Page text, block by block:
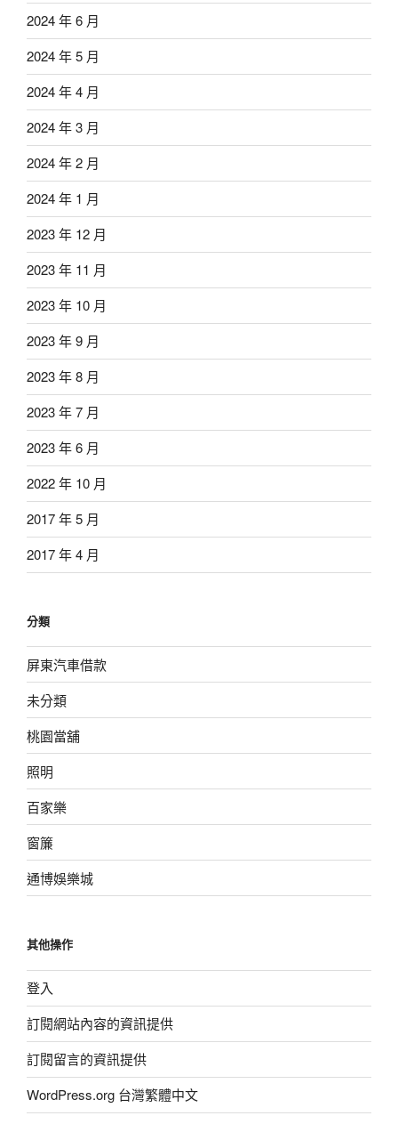
2024 年 6 月
2024 年 5 月
2024 年 4 月
2024 年 3 月
2024 年 2 月
2024 年 1 月
2023 年 12 月
2023 年 11 月
2023 年 10 月
2023 年 9 月
2023 年 8 月
2023 年 7 月
2023 年 6 月
2022 年 10 月
2017 年 5 月
2017 年 4 月
分類
屏東汽車借款
未分類
桃園當舖
照明
百家樂
窗簾
通博娛樂城
其他操作
登入
訂閱網站內容的資訊提供
訂閱留言的資訊提供
WordPress.org 台灣繁體中文